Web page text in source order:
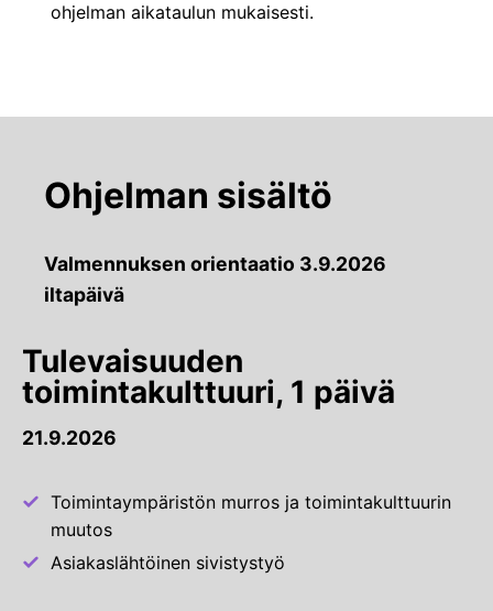
ohjelman aikataulun mukaisesti.
Ohjelman sisältö
Valmennuksen orientaatio 3.9.2026
iltapäivä
Tulevaisuuden
toimintakulttuuri, 1 päivä
21.9.2026
Toimintaympäristön murros ja toimintakulttuurin
muutos
Asiakaslähtöinen sivistystyö